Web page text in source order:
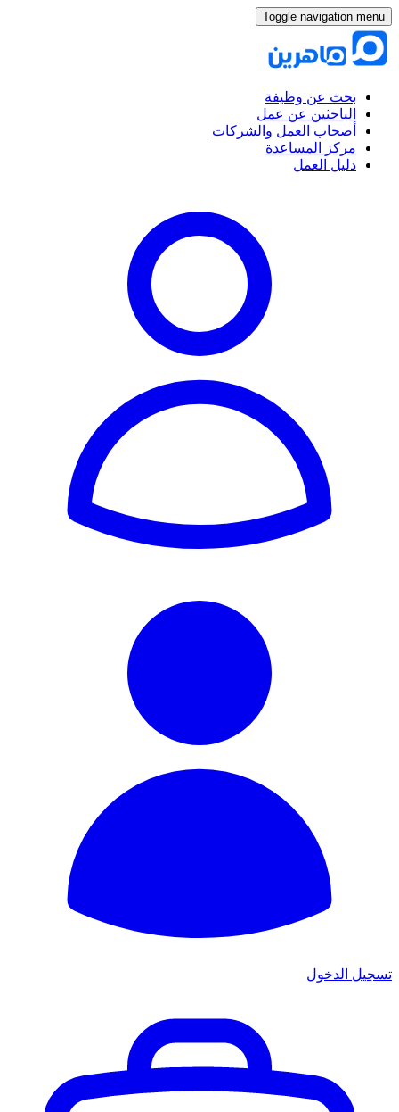
Toggle navigation menu
بحث عن وظيفة
الباحثين عن عمل
أصحاب العمل والشركات
مركز المساعدة
دليل العمل
تسجيل الدخول